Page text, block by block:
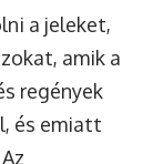
a jeleket,
amik a
regények
és emiatt